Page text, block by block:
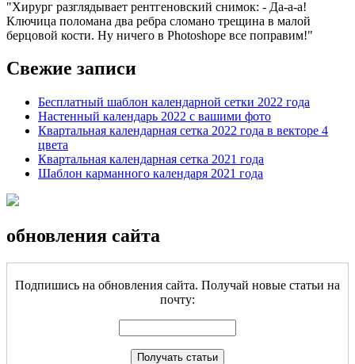
Хирург разглядывает рентгеновский снимок: - Да-а-а!
Ключица поломана два ребра сломано трещина в малой
берцовой кости. Ну ничего в Photoshope все поправим!
Свежие записи
Бесплатный шаблон календарной сетки 2022 года
Настенный календарь 2022 с вашими фото
Квартальная календарная сетка 2022 года в векторе 4
цвета
Квартальная календарная сетка 2021 года
Шаблон карманного календаря 2021 года
обновления сайта
Подпишись на обновления сайта. Получай новые статьи на
почту: